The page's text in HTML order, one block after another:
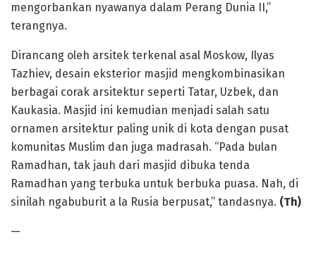
mengorbankan nyawanya dalam Perang Dunia II,”
terangnya.
Dirancang oleh arsitek terkenal asal Moskow, Ilyas
Tazhiev, desain eksterior masjid mengkombinasikan
berbagai corak arsitektur seperti Tatar, Uzbek, dan
Kaukasia. Masjid ini kemudian menjadi salah satu
ornamen arsitektur paling unik di kota dengan pusat
komunitas Muslim dan juga madrasah. “Pada bulan
Ramadhan, tak jauh dari masjid dibuka tenda
Ramadhan yang terbuka untuk berbuka puasa. Nah, di
sinilah ngabuburit a la Rusia berpusat,” tandasnya. (Th)
—